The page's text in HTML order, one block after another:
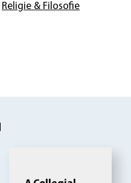
Religie & Filosofie